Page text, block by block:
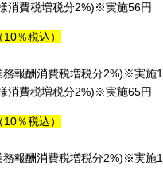
消費税増税分2%)※実施56円
％税込）
報酬消費税増税分2%)※実施
消費税増税分2%)※実施65円
％税込）
報酬消費税増税分2%)※実施